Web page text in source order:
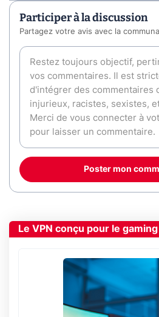
Participer à la discussion
Partagez votre avis avec la
Poster mon
Le VPN conçu pour le gaming